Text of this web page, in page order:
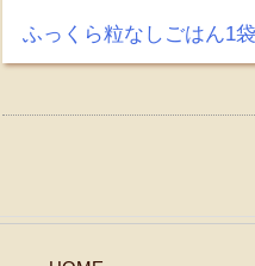
ふっくら粒なしごはん1